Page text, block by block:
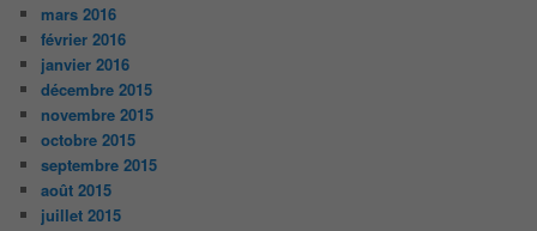
mars 2016
février 2016
janvier 2016
décembre 2015
novembre 2015
octobre 2015
septembre 2015
août 2015
juillet 2015